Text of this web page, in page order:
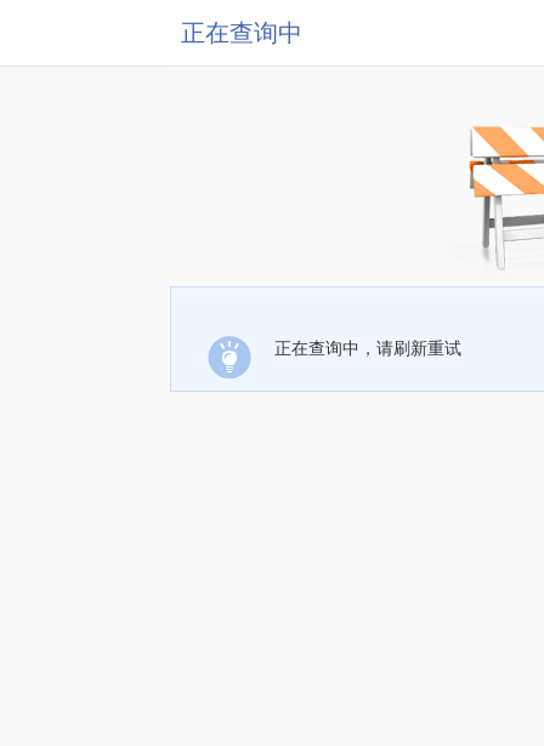
正在查询中
正在查询中，请刷新重试